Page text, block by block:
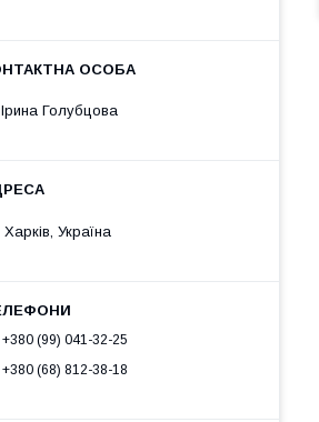
Ірина Голубцова
Харків, Україна
+380 (99) 041-32-25
+380 (68) 812-38-18